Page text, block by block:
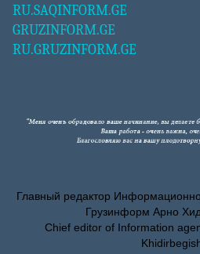
RU.SAQINFORM.GE
GRUZINFORM.GE
RU.GRUZINFORM.GE
Главный редактор
Грузинформ Арно
Chief editor of Information